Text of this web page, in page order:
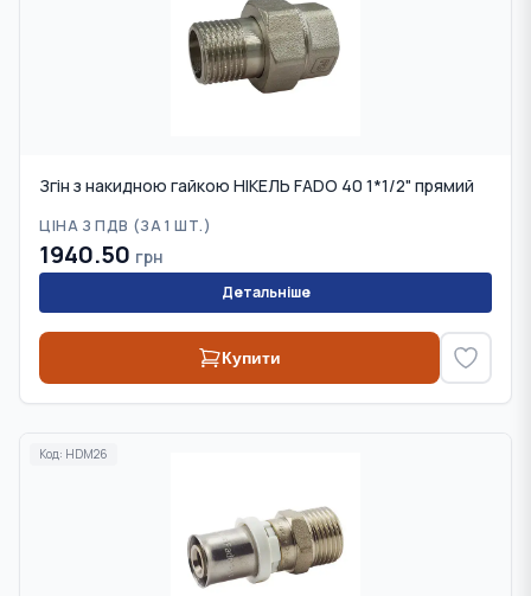
Згін з накидною гайкою НІКЕЛЬ FADO 40 1*1/2" прямий
ЦІНА З ПДВ (ЗА 1 ШТ.)
1940.50 грн
Детальніше
Купити
Код: HDM26